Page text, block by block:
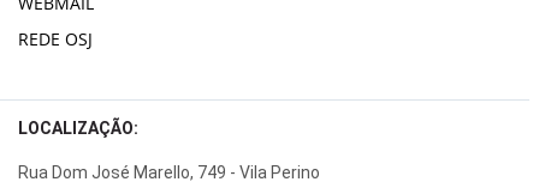
REDE OSJ
LOCALIZAÇÃO:
Rua Dom José Marello, 749 - Vila Perino